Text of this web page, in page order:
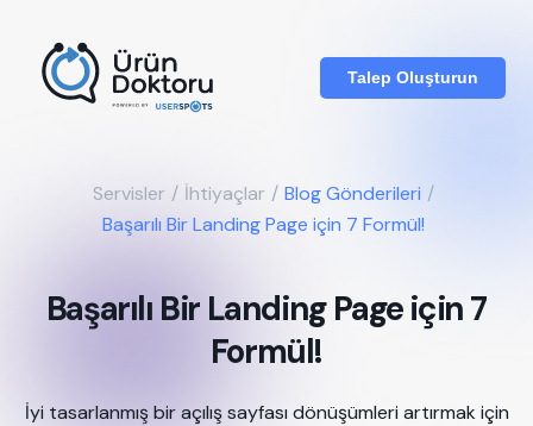
Talep Oluşturun
Servisler / İhtiyaçlar / Blog Gönderileri /
Başarılı Bir Landing Page için 7 Formül!
Başarılı Bir Landing Page için 7
Formül!
İyi tasarlanmış bir açılış sayfası dönüşümleri artırmak için